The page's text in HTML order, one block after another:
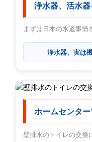
浄水器、活水
まずは日本の水道事情
浄水器、実は
ホームセンタ
壁排水のトイレの交換